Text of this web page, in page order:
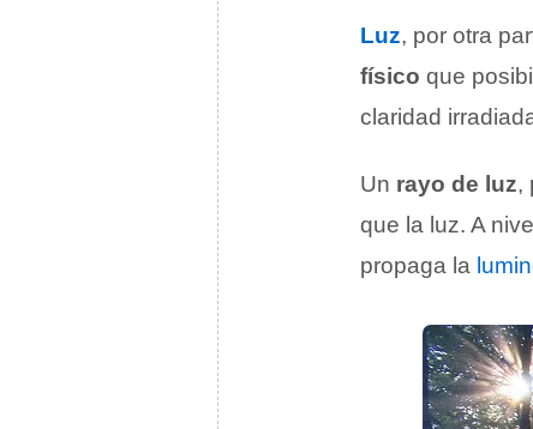
Luz, por otra
físico que
claridad
Un rayo de luz,
que la luz. A
propaga la